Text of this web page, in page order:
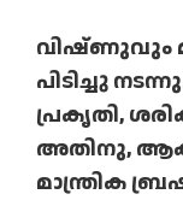
വിഷ്ണുവും
പിടിച്ചു
പ്രകൃതി,
അതിനു,
മാന്ത്രിക